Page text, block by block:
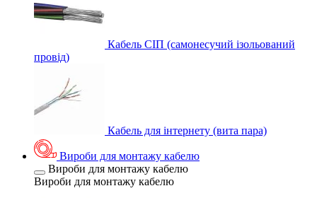
Кабель СІП (самонесучий ізольований
провід)
Кабель для інтернету (вита пара)
Вироби для монтажу кабелю
Вироби для монтажу кабелю
Вироби для монтажу кабелю